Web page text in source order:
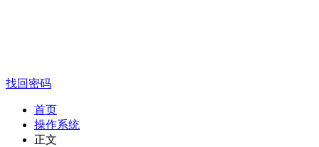
找回密码
首页
操作系统
正文